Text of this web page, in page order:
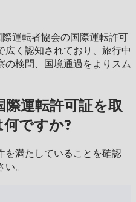
際運転者協会の国際運転許可
く認知されており、旅行中
の検問、国境通過をよりスム
運転許可証を取
ですか?
を満たしていることを確認
。